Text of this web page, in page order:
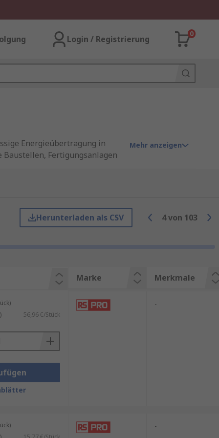
Login / Registrierung
0
Energieübertragung in
Fertigungsanlagen
eine sichere Verbindung
sind für Anwendungen
Nennstrom, Spannung,
Mehr anzeigen
Herunterladen als CSV 4von 103
Marke Merkmale
56,96 €/Stück
-
-